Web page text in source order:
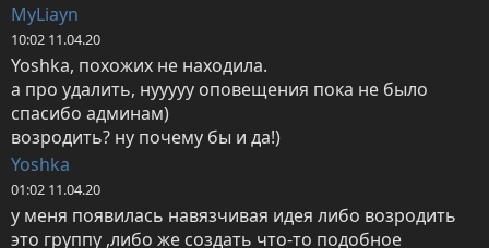
MyLiayn
10:02 11.04.20
Yoshka, похожих не находила.
а про удалить, нууууу оповещения пока не было
спасибо админам)
возродить? ну почему бы и да!)
Yoshka
01:02 11.04.20
у меня появилась навязчивая идея либо возродить
это группу ,либо же создать что-то подобное